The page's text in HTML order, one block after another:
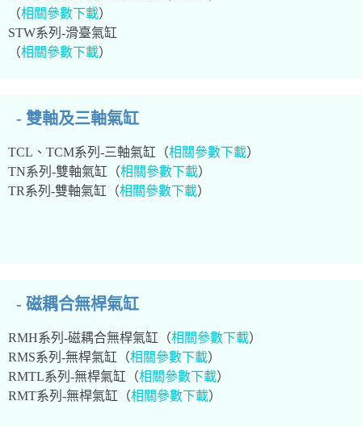
（相關參數下載）
STW系列-滑臺氣缸
（相關參數下載）
- 雙軸及三軸氣缸
TCL、TCM系列-三軸氣缸（相關參數下載）
TN系列-雙軸氣缸（相關參數下載）
TR系列-雙軸氣缸（相關參數下載）
- 磁耦合無桿氣缸
RMH系列-磁耦合無桿氣缸（相關參數下載）
RMS系列-無桿氣缸（相關參數下載）
RMTL系列-無桿氣缸（相關參數下載）
RMT系列-無桿氣缸（相關參數下載）